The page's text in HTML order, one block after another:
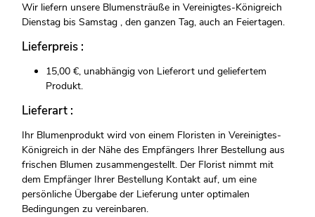
Wir liefern unsere Blumensträuße in Vereinigtes-Königreich
Dienstag bis Samstag , den ganzen Tag, auch an Feiertagen.
Lieferpreis :
15,00 €, unabhängig von Lieferort und geliefertem
Produkt.
Lieferart :
Ihr Blumenprodukt wird von einem Floristen in Vereinigtes-
Königreich in der Nähe des Empfängers Ihrer Bestellung aus
frischen Blumen zusammengestellt. Der Florist nimmt mit
dem Empfänger Ihrer Bestellung Kontakt auf, um eine
persönliche Übergabe der Lieferung unter optimalen
Bedingungen zu vereinbaren.